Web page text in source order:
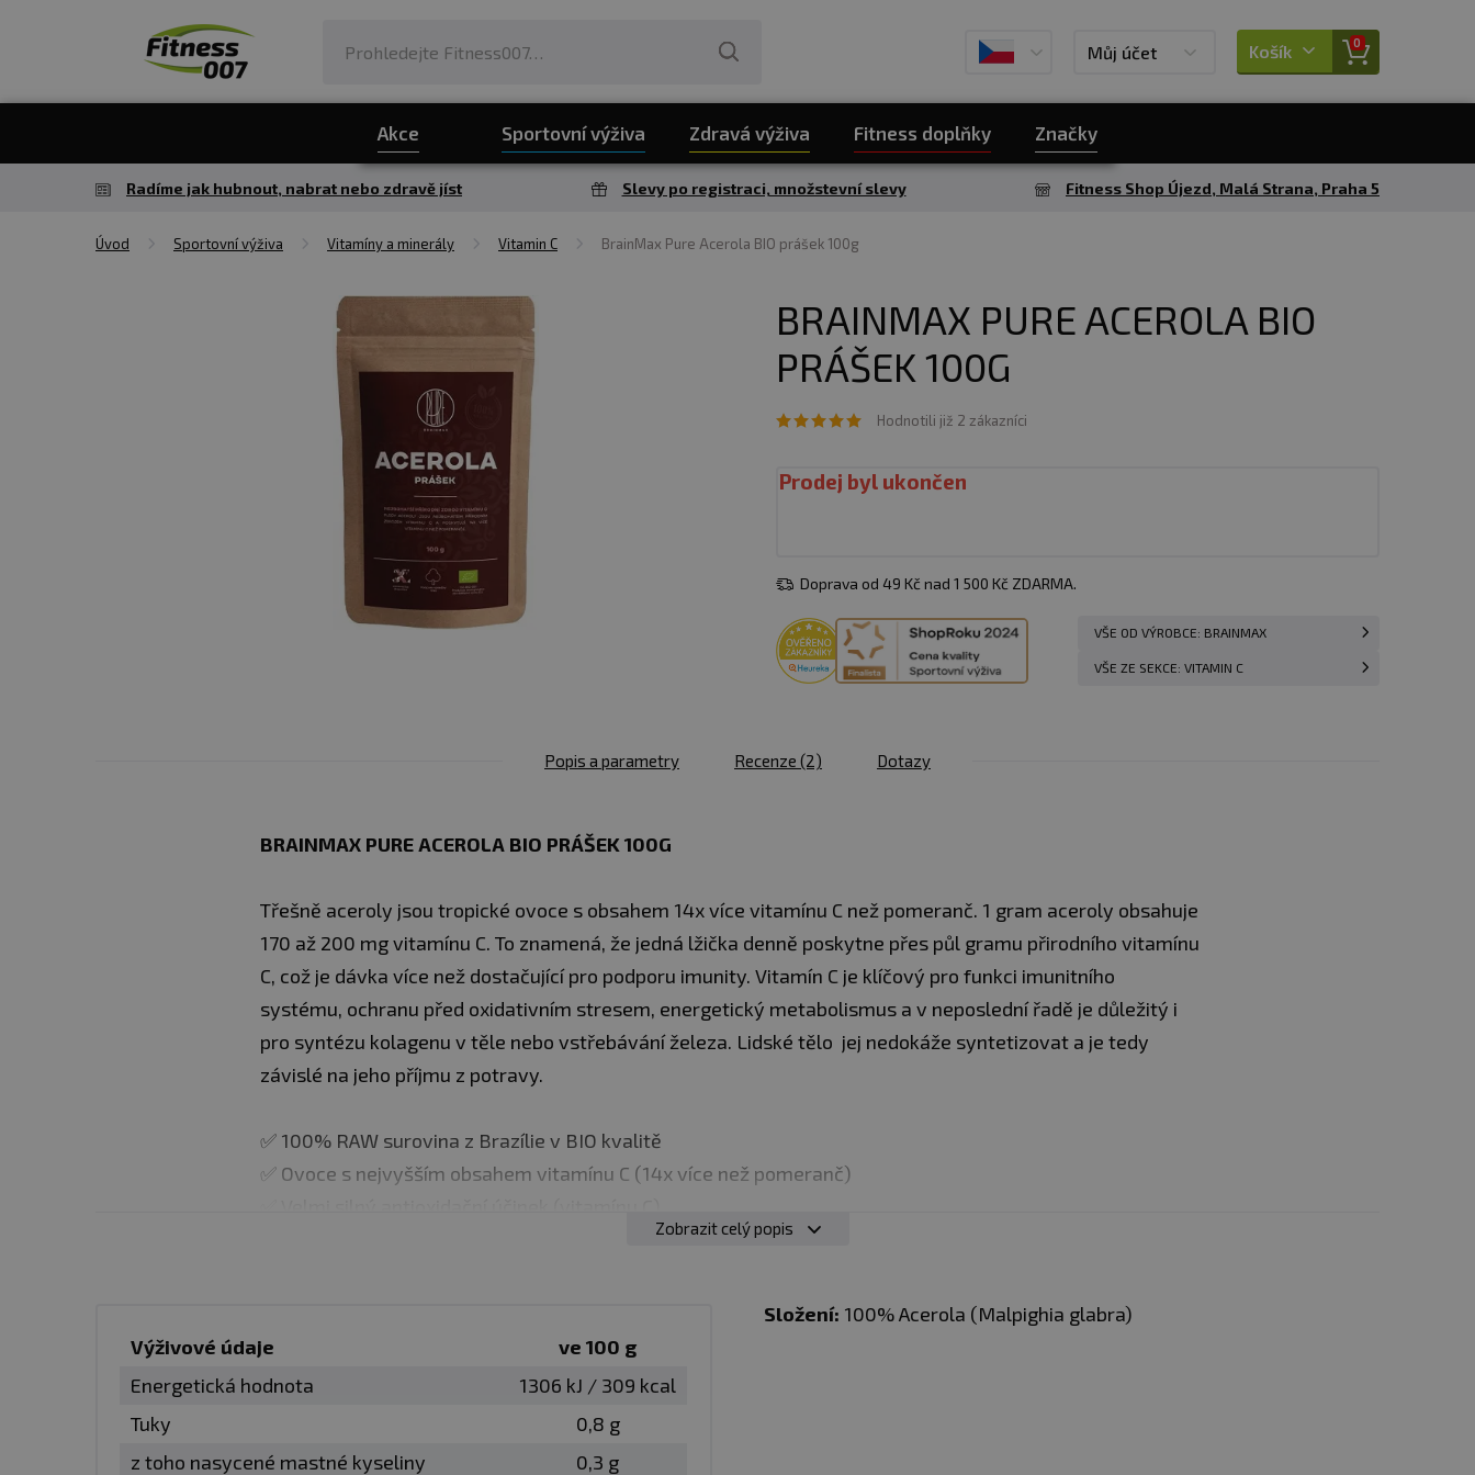
Můj účet Košík 0
Akce Sportovní výživa Zdravá výživa Fitness doplňky Značky
Radíme jak hubnout, nabrat nebo zdravě jíst Slevy po registraci, množstevní slevy Fitness Shop Újezd, Malá Strana, Praha 5
Úvod Sportovní výživa Vitamíny a minerály Vitamin C BrainMax Pure Acerola BIO prášek 100g
BRAINMAX PURE ACEROLA BIO
PRÁŠEK 100G
Hodnotili již 2 zákazníci
Prodej byl ukončen
Doprava od 49 Kč nad 1 500 Kč ZDARMA.
VŠE OD VÝROBCE: BRAINMAX
VŠE ZE SEKCE: VITAMIN C
Popis a parametry Recenze (2) Dotazy
BRAINMAX PURE ACEROLA BIO PRÁŠEK 100G
Třešně aceroly jsou tropické ovoce s obsahem 14x více vitamínu C než pomeranč. 1 gram aceroly obsahuje
170 až 200 mg vitamínu C. To znamená, že jedná lžička denně poskytne přes půl gramu přirodního vitamínu
C, což je dávka více než dostačující pro podporu imunity. Vitamín C je klíčový pro funkci imunitního
systému, ochranu před oxidativním stresem, energetický metabolismus a v neposlední řadě je důležitý i
pro syntézu kolagenu v těle nebo vstřebávání železa. Lidské tělo jej nedokáže syntetizovat a je tedy
závislé na jeho příjmu z potravy.
✅ 100% RAW surovina z Brazílie v BIO kvalitě
✅ Ovoce s nejvyšším obsahem vitamínu C (14x více než pomeranč)
✅ Obsahuje široké spektrum vitamínů a minerálů
Balení:100 g
Zobrazit celý popis
Výživové údaje
ve 100 g
Energetická hodnota
1306 kJ / 309 kcal
Tuky
0,8 g
z toho nasycené mastné kyseliny
0,3 g
Složení: 100% Acerola (Malpighia glabra)